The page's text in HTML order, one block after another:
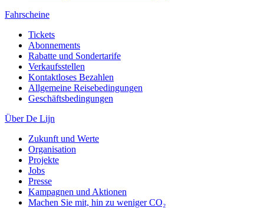
Fahrscheine
Tickets
Abonnements
Rabatte und Sondertarife
Verkaufsstellen
Kontaktloses Bezahlen
Allgemeine Reisebedingungen
Geschäftsbedingungen
Über De Lijn
Zukunft und Werte
Organisation
Projekte
Jobs
Presse
Kampagnen und Aktionen
Machen Sie mit, hin zu weniger CO₂